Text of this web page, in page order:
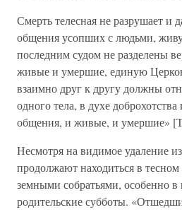
Смерть телесная не разрушает и
общения усопших с людьми,
последним судом не разделены
живые и умершие, единую
взаимно друг к другу должны
одного тела, в духе
общения, и живые, и умершие»
Несмотря на видимое удаление
продолжают находиться в
земными собратьями, особенно
родительские субботы.